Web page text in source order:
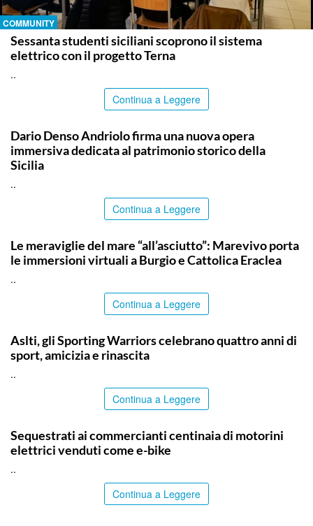
COMMUNITY
Sessanta studenti siciliani scoprono il sistema
elettrico con il progetto Terna
..
Continua a Leggere
Dario Denso Andriolo firma una nuova opera
immersiva dedicata al patrimonio storico della
Sicilia
..
Continua a Leggere
Le meraviglie del mare “all’asciutto”: Marevivo porta
le immersioni virtuali a Burgio e Cattolica Eraclea
..
Continua a Leggere
Aslti, gli Sporting Warriors celebrano quattro anni di
sport, amicizia e rinascita
..
Continua a Leggere
Sequestrati ai commercianti centinaia di motorini
elettrici venduti come e-bike
..
Continua a Leggere